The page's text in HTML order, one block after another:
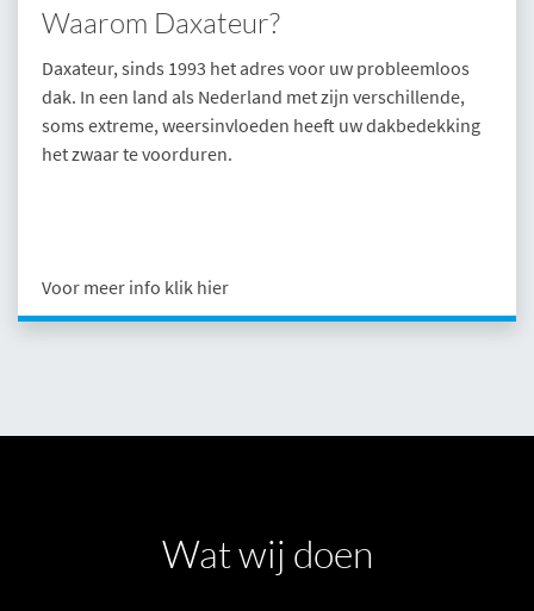
Waarom Daxateur?
Daxateur, sinds 1993 het adres voor uw probleemloos
dak. In een land als Nederland met zijn verschillende,
soms extreme, weersinvloeden heeft uw dakbedekking
het zwaar te voorduren.
Voor meer info klik hier
Wat wij doen